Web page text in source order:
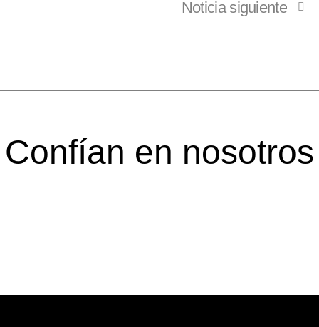
Noticia siguiente
Confían en nosotros